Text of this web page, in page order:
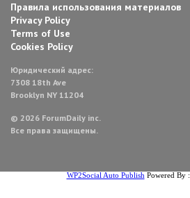
Правила использования материалов
Privacy Policy
Terms of Use
Cookies Policy
Юридический адрес:
7308 18th Ave
Brooklyn NY 11204
© 2026 ForumDaily inc.
Все права защищены.
WP2Social Auto Publish Powered By :